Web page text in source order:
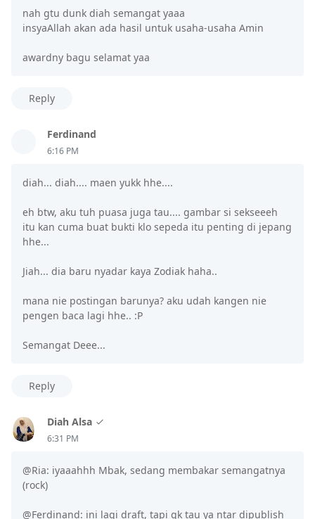
nah gtu dunk diah semangat yaaa
insyaAllah akan ada hasil untuk usaha-usaha Amin
awardny bagu selamat yaa
Reply
Ferdinand
6:16 PM
diah... diah.... maen yukk hhe....
eh btw, aku tuh puasa juga tau.... gambar si sekseeeh
itu kan cuma buat bukti klo sepeda itu penting di jepang
hhe...
Jiah... dia baru nyadar kaya Zodiak haha..
mana nie postingan barunya? aku udah kangen nie
pengen baca lagi hhe.. :P
Semangat Deee...
Reply
Diah Alsa
6:31 PM
@Ria: iyaaahhh Mbak, sedang membakar semangatnya
(rock)
@Ferdinand: ini lagi draft, tapi gk tau ya ntar dipublish